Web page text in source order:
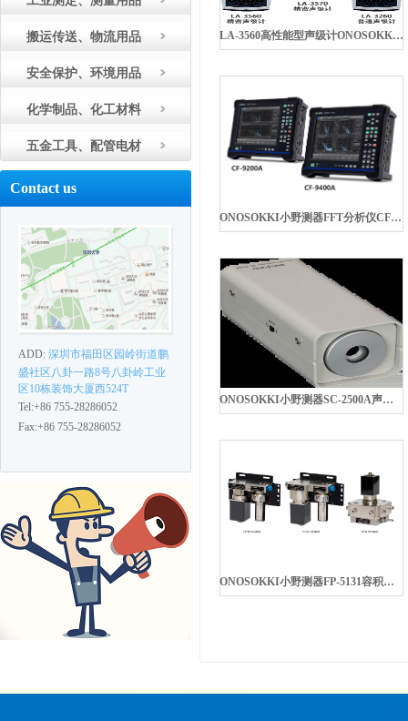
搬运传送、物流用品
安全保护、环境用品
化学制品、化工材料
五金工具、配管电材
Contact us
ADD: 深圳市福田区园岭街道鹏
盛社区八卦一路8号八卦岭工业
区10栋装饰大厦西524T
Tel:+86 755-28286052
Fax:+86 755-28286052
LA-3560高性能型声级计ONOSOKKI小野测器
ONOSOKKI小野测器FFT分析仪CF-9200A
ONOSOKKI小野测器SC-2500A声音校准器
ONOSOKKI小野测器FP-5131容积式流量传感器